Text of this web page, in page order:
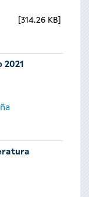
314.26 KB
2021